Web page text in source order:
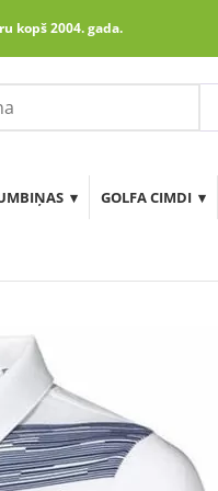
kopš 2004. gada.
GOLFA CIMDI